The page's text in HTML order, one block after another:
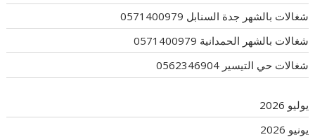
شغالات بالشهر جدة السنابل 0571400979
شغالات بالشهر الحمدانية 0571400979
شغالات حي التيسير 0562346904
يوليو 2026
يونيو 2026